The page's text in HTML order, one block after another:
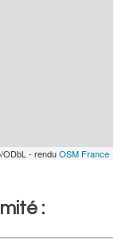
/ODbL - renduOSM France
: